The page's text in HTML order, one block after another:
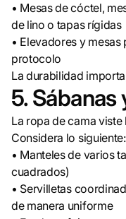
• Mesas de cóctel,
de lino o tapas rígidas
• Elevadores y
protocolo
La durabilidad
5. Sábanas
La ropa de cama
Considera lo siguiente:
• Manteles de varios
cuadrados)
• Servilletas
de manera uniforme